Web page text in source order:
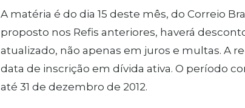
A matéria é do dia 15 deste mês, do Correio
proposto nos Refis anteriores, haverá
atualizado, não apenas em juros e multas. A
data de inscrição em dívida ativa. O período
até 31 de dezembro de 2012.